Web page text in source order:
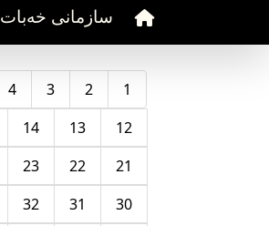
سازمانی خه‌بات
1
2
3
4
12
13
14
21
22
23
30
31
32